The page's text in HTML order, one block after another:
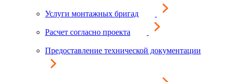
Услуги монтажных бригад
Расчет согласно проекта
Предоставление технической документации